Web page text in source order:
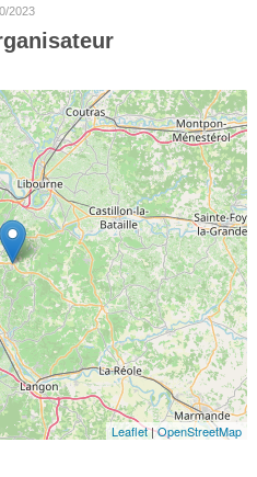
2023
Leaflet|OpenStreetMap